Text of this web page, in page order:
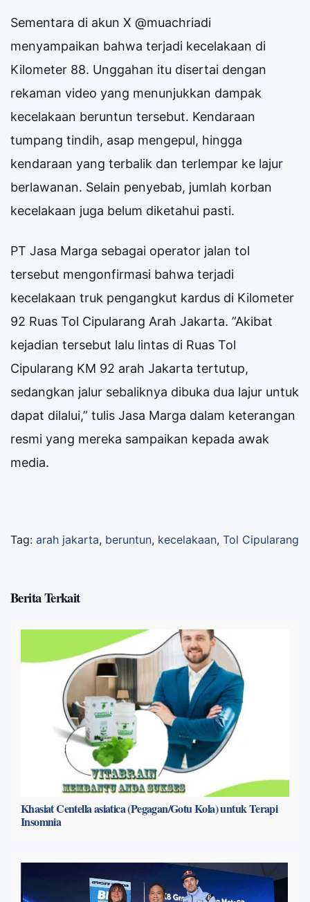
Sementara di akun X @muachriadi
menyampaikan bahwa terjadi kecelakaan di
Kilometer 88. Unggahan itu disertai dengan
rekaman video yang menunjukkan dampak
kecelakaan beruntun tersebut. Kendaraan
tumpang tindih, asap mengepul, hingga
kendaraan yang terbalik dan terlempar ke lajur
berlawanan. Selain penyebab, jumlah korban
kecelakaan juga belum diketahui pasti.
PT Jasa Marga sebagai operator jalan tol
tersebut mengonfirmasi bahwa terjadi
kecelakaan truk pengangkut kardus di Kilometer
92 Ruas Tol Cipularang Arah Jakarta. ”Akibat
kejadian tersebut lalu lintas di Ruas Tol
Cipularang KM 92 arah Jakarta tertutup,
sedangkan jalur sebaliknya dibuka dua lajur untuk
dapat dilalui,” tulis Jasa Marga dalam keterangan
resmi yang mereka sampaikan kepada awak
media.
Tag: arah jakarta, beruntun, kecelakaan, Tol Cipularang
Berita Terkait
Khasiat Centella asiatica (Pegagan/Gotu Kola) untuk Terapi
Insomnia